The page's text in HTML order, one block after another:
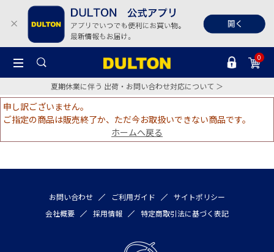
0
夏期休業に伴う 出荷・お問い合わせ対応について ＞
申し訳ございません。
ご指定の商品は販売終了か、ただ今お取扱いできない商品です。
ホームへ戻る
お問い合わせ ご利用ガイド
サイトポリシー
会社概要
採用情報 特定商取引法に基づく表記